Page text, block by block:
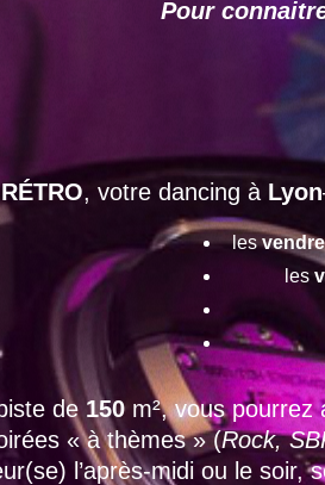
Pour
RÉTRO, votre dancing à Lyon
les
les
de 150 m², vous
« à thèmes » (Rock,
l’après-midi ou le